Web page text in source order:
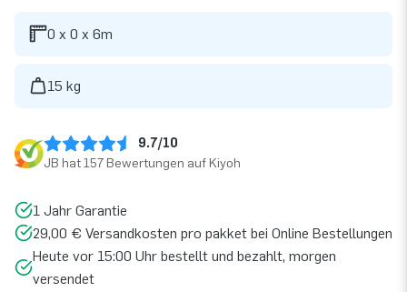
0 x 0 x 6m
15 kg
9.7/10
JB hat 157 Bewertungen auf Kiyoh
1 Jahr Garantie
29,00 € Versandkosten pro pakket bei Online Bestellungen
Heute vor 15:00 Uhr bestellt und bezahlt, morgen
versendet